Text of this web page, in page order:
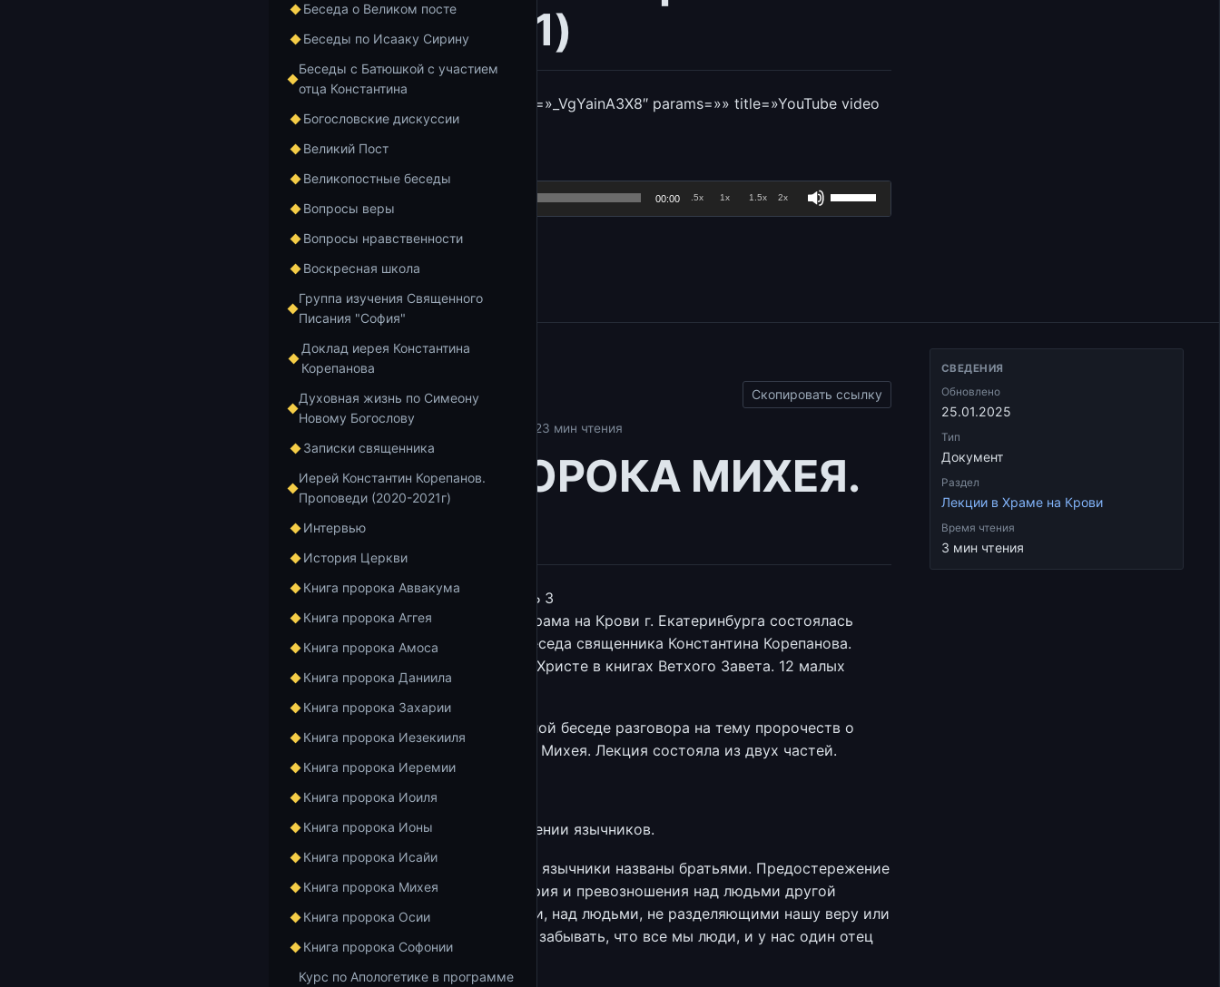
Беседа о Великом посте
Беседы по Исааку Сирину
Беседы с Батюшкой с участием
отца Константина
Богословские дискуссии
Великий Пост
Великопостные беседы
Вопросы веры
Вопросы нравственности
Воскресная школа
Группа изучения Священного
Писания "София"
Доклад иерея Константина
Корепанова
Духовная жизнь по Симеону
Новому Богослову
Записки священника
Иерей Константин Корепанов.
Проповеди (2020-2021г)
Интервью
История Церкви
Книга пророка Аввакума
Книга пророка Аггея
Книга пророка Амоса
Книга пророка Даниила
Книга пророка Захарии
Книга пророка Иезекииля
Книга пророка Иеремии
Книга пророка Иоиля
Книга пророка Ионы
Книга пророка Исайи
Книга пророка Михея
Книга пророка Осии
Книга пророка Софонии
Курс по Апологетике в программе
(27.09.2021)
[korepanov_youtube_proxy video=»_VgYainA3X8″ params=»» title=»YouTube video
player»]
Аудио:
Аудиоплеер
00:00 .5x 1x 1.5x 2x
клавиши
или
Добавить в избранное
Главная Архивы
Скопировать ссылку
Лекции в Храме на Крови 18.03.20223 мин чтения
КНИГА ПРОРОКА МИХЕЯ.
ЧАСТЬ 3
КНИГА ПРОРОКА МИХЕЯ. ЧАСТЬ 3
22 ноября в лекционном зале Храма на Крови г. Екатеринбурга состоялась
девятая в этом учебном году беседа священника Константина Корепанова.
Тема: «Пророчества об Иисусе Христе в книгах Ветхого Завета. 12 малых
пророков».
Продолжение начатого в прошлой беседе разговора на тему пророчеств о
Христе в главе 5 книги пророка Михея. Лекция состояла из двух частей.
0:00 — Заставка
Часть I. Пророчество об обращении язычников.
0:21 — Пророчество, в котором язычники названы братьями. Предостережение
отца Константина от высокомерия и превозношения над людьми другой
национальности или цвета кожи, над людьми, не разделяющими нашу веру или
явно согрешающими. Нужно не забывать, что все мы люди, и у нас один отец
— Бог.
СВЕДЕНИЯ
Обновлено
25.01.2025
Тип
Документ
Раздел
Лекции в Храме на Крови
Время чтения
3 мин чтения